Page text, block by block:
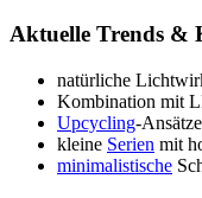
Aktuelle Trends &
natürliche
Kombination mit
Upcycling-
kleine Serien mit
minimalistische